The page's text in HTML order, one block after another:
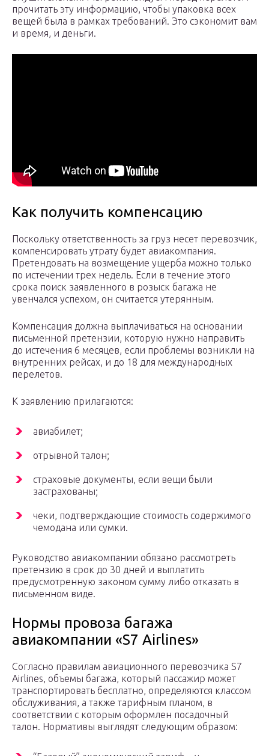
прочитать эту информацию, чтобы упаковка всех
вещей была в рамках требований. Это сэкономит вам
и время, и деньги.
Как получить компенсацию
Поскольку ответственность за груз несет перевозчик,
компенсировать утрату будет авиакомпания.
Претендовать на возмещение ущерба можно только
по истечении трех недель. Если в течение этого
срока поиск заявленного в розыск багажа не
увенчался успехом, он считается утерянным.
Компенсация должна выплачиваться на основании
письменной претензии, которую нужно направить
до истечения 6 месяцев, если проблемы возникли на
внутренних рейсах, и до 18 для международных
перелетов.
К заявлению прилагаются:
авиабилет;
отрывной талон;
страховые документы, если вещи были
застрахованы;
чеки, подтверждающие стоимость содержимого
чемодана или сумки.
Руководство авиакомпании обязано рассмотреть
претензию в срок до 30 дней и выплатить
предусмотренную законом сумму либо отказать в
письменном виде.
Нормы провоза багажа
авиакомпании «S7 Airlines»
Согласно правилам авиационного перевозчика S7
Airlines, объемы багажа, который пассажир может
транспортировать бесплатно, определяются классом
обслуживания, а также тарифным планом, в
соответствии с которым оформлен посадочный
талон. Нормативы выглядят следующим образом: